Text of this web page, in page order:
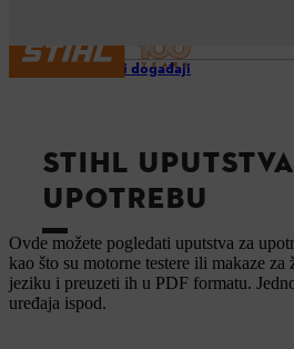
Usluge i događaji
STIHL
UPOTREBU
Ovde možete pogledati uputstva za
kao što su motorne testere ili makaze
jeziku i preuzeti ih u PDF formatu.
uređaja ispod.